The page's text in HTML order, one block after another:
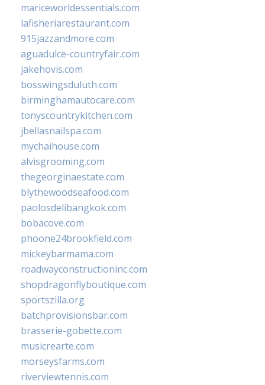
mariceworldessentials.com
lafisheriarestaurant.com
915jazzandmore.com
aguadulce-countryfair.com
jakehovis.com
bosswingsduluth.com
birminghamautocare.com
tonyscountrykitchen.com
jbellasnailspa.com
mychaihouse.com
alvisgrooming.com
thegeorginaestate.com
blythewoodseafood.com
paolosdelibangkok.com
bobacove.com
phoone24brookfield.com
mickeybarmama.com
roadwayconstructioninc.com
shopdragonflyboutique.com
sportszilla.org
batchprovisionsbar.com
brasserie-gobette.com
musicrearte.com
morseysfarms.com
riverviewtennis.com